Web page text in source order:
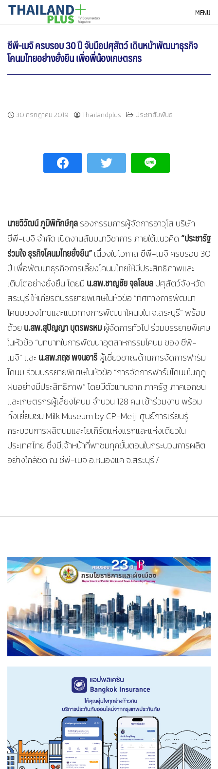
SkipTHAILANDPLUS NEWS MENU
ซีพี-เมจิ ครบรอบ 30 ปี จับมือปศุสัตว์ เดินหน้าพัฒนาธุรกิจ
โคนมไทยอย่างยั่งยืน เพื่อพี่น้องเกษตรกร
30 กรกฎาคม 2019 Thailandplus ประชาสัมพันธ์
นายวิวัฒน์ ภูมิพิทักษ์กุลรองกรรมการผู้จัดการอาวุโส บริษัท
ซีพี-เมจิ จำกัด เปิดงานสัมมนาวิชาการ ภายใต้แนวคิด“ประชารัฐ
ร่วมใจ ธุรกิจโคนมไทยยั่งยืน”เนื่องในโอกาส ซีพี-เมจิ ครบรอบ 30
ปี เพื่อพัฒนาธุรกิจการเลี้ยงโคนมไทยให้มีประสิทธิภาพและ
เติบโตอย่างยั่งยืน โดยมี น.สพ.ชาญชัย จุลโลบลปศุสัตว์จังหวัด
สระบุรี ให้เกียรติบรรยายพิเศษในหัวข้อ “ทิศทางการพัฒนา
โคนมของไทยและแนวทางการพัฒนาโคนมใน จ.สระบุรี” พร้อม
ด้วย น.สพ.สุปัญญา บุตรพรหมผู้จัดการทั่วไป ร่วมบรรยายพิเศษ
ในหัวข้อ “บทบาทในการพัฒนาอุตสาหกรรมโคนม ของ ซีพี-
เมจิ” และ น.สพ.กฤช พจนอารีผู้เชี่ยวชาญด้านการจัดการฟาร์ม
โคนม ร่วมบรรยายพิเศษในหัวข้อ “การจัดการฟาร์มโคนมในฤดู
ฝนอย่างมีประสิทธิภาพ” โดยมีตัวแทนจาก ภาครัฐ ภาคเอกชน
และเกษตรกรผู้เลี้ยงโคนม จำนวน 128 คน เข้าร่วมงาน พร้อม
ทั้งเยี่ยมชม Milk Museum by CP-Meiji ศูนย์การเรียนรู้
กระบวนการผลิตนมและโยเกิร์ตแห่งแรกและแห่งเดียวใน
ประเทศไทย ซึ่งมีเจ้าหน้าที่พาชมทุกขั้นตอนในกระบวนการผลิต
อย่างใกล้ชิด ณ ซีพี-เมจิ อ.หนองแค จ.สระบุรี./